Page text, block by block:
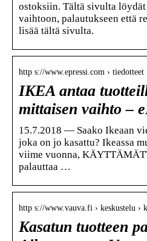
ostoksiin. Tältä sivulta löydät
vaihtoon, palautukseen että
lisää tältä sivulta.
http s://www.epressi.com › tiedotteet
IKEA antaa
mittaisen vaihto –
15.7.2018 — Saako Ikeaan
joka on jo kasattu? Ikeassa
viime vuonna,
palauttaa …
http s://www.vauva.fi › keskustelu ›
Kasatun tuotteen